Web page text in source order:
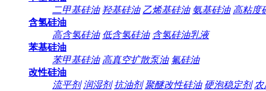
二甲基硅油 羟基硅油 乙烯基硅油 氨基硅油 高粘度
含氢硅油
高含氢硅油 低含氢硅油 含氢硅油乳液
苯基硅油
苯甲基硅油 高真空扩散泵油 氟硅油
改性硅油
流平剂 润湿剂 抗油剂 聚醚改性硅油 硬泡稳定剂 农